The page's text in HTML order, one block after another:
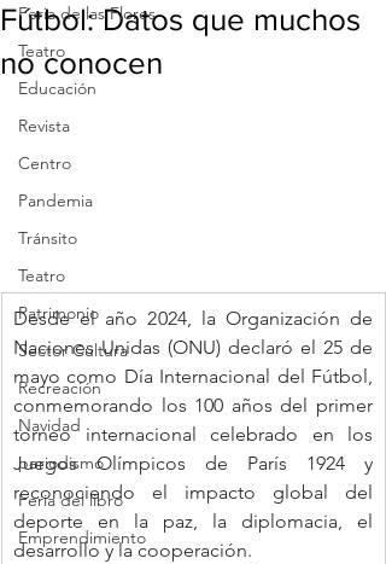
Feria de las Flores
Teatro
Educación
Revista
Centro
Pandemia
Tránsito
Teatro
Patrimonio
Sector Cultura
Recreación
Navidad
periodismo
Feria del libro
Emprendimiento
Fútbol: Datos que muchos
no conocen
Desde el año 2024, la Organización de
Naciones Unidas (ONU) declaró el 25 de
mayo como Día Internacional del Fútbol,
conmemorando los 100 años del primer
torneo internacional celebrado en los
Juegos Olímpicos de París 1924 y
reconociendo el impacto global del
deporte en la paz, la diplomacia, el
desarrollo y la cooperación.